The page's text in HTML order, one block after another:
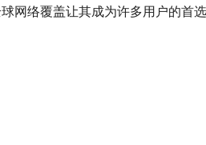
网络覆盖让其成为许多用户的首选